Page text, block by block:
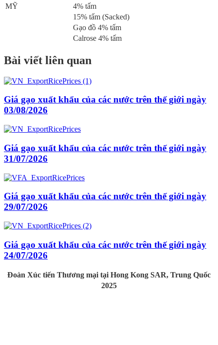
MỸ
4% tấm
15% tấm (Sacked)
Gạo đồ 4% tấm
Calrose 4% tấm
Bài viết liên quan
Giá gạo xuất khẩu của các nước trên thế giới ngày
03/08/2026
Giá gạo xuất khẩu của các nước trên thế giới ngày
31/07/2026
Giá gạo xuất khẩu của các nước trên thế giới ngày
29/07/2026
Giá gạo xuất khẩu của các nước trên thế giới ngày
24/07/2026
Đoàn Xúc tiến Thương mại tại Hong Kong SAR, Trung Quốc
2025